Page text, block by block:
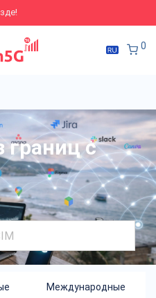
0
границ с
Международные